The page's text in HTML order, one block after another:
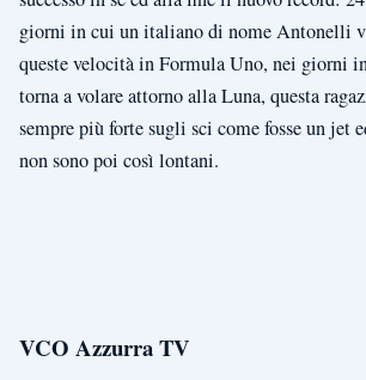
giorni in cui un italiano di nome Antonelli
queste velocità in Formula Uno, nei giorni
torna a volare attorno alla Luna, questa
sempre più forte sugli sci come fosse un jet
non sono poi così lontani.
VCO Azzurra TV